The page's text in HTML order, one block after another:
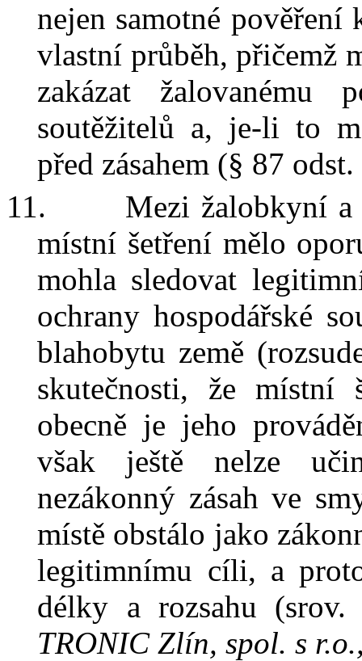
nejen samotné pověření
vlastní průběh, přičemž
zakázat žalovanému
soutěžitelů a, je-li to
před zásahem (§ 87
11.
Mezi žalobkyní
místní šetření mělo
mohla sledovat
ochrany hospodářské
blahobytu země
skutečnosti, žemístní
obecně je jeho
však ještě nelze
nezákonný zásah ve
místě obstálo jako
legitimnímu cíli, a
délky a rozsahu (srov.
TRONIC Zlín, spol. s